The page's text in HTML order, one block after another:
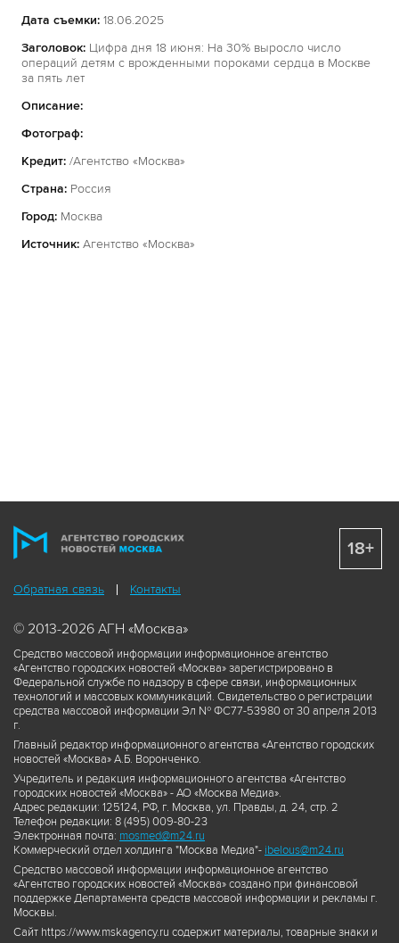
Дата съемки: 18.06.2025
Заголовок: Цифра дня 18 июня: На 30% выросло число
операций детям с врожденными пороками сердца в Москве
за пять лет
Описание:
Фотограф:
Кредит: /Агентство «Москва»
Страна: Россия
Город: Москва
Источник: Агентство «Москва»
Обратная связь Контакты
© 2013-2026 АГН «Москва»
Средство массовой информации информационное агентство
«Агентство городских новостей «Москва» зарегистрировано в
Федеральной службе по надзору в сфере связи, информационных
технологий и массовых коммуникаций. Свидетельство о регистрации
средства массовой информации Эл № ФС77-53980 от 30 апреля 2013
г.
Главный редактор информационного агентства «Агентство городских
новостей «Москва» А.Б. Воронченко.
Учредитель и редакция информационного агентства «Агентство
городских новостей «Москва» - АО «Москва Медиа».
Адрес редакции: 125124, РФ, г. Москва, ул. Правды, д. 24, стр. 2
Телефон редакции: 8 (495) 009-80-23
Электронная почта: mosmed@m24.ru
Коммерческий отдел холдинга "Москва Медиа"- ibelous@m24.ru
Средство массовой информации информационное агентство
«Агентство городских новостей «Москва» создано при финансовой
поддержке Департамента средств массовой информации и рекламы г.
Москвы.
Сайт https://www.mskagency.ru содержит материалы, товарные знаки и
18+